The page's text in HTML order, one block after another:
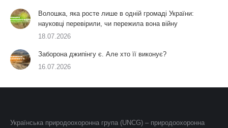
Волошка, яка росте лише в одній громаді України:
науковці перевірили, чи пережила вона війну
18.07.2026
Заборона джипінгу є. Але хто її виконує?
16.07.2026
Українська природоохоронна група (UNCG) – природоохоронна